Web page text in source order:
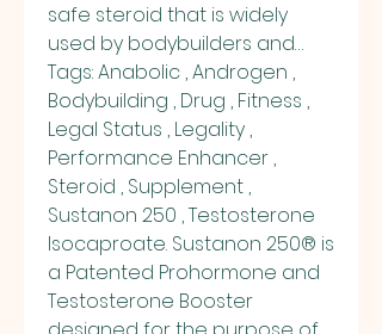
safe steroid that is widely
used by bodybuilders and…
Tags: Anabolic , Androgen ,
Bodybuilding , Drug , Fitness ,
Legal Status , Legality ,
Performance Enhancer ,
Steroid , Supplement ,
Sustanon 250 , Testosterone
Isocaproate. Sustanon 250® is
a Patented Prohormone and
Testosterone Booster